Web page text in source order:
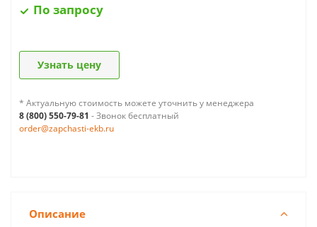
По запросу
Узнать цену
* Актуальную стоимость можете уточнить у менеджера
8 (800) 550-79-81 - Звонок бесплатный
order@zapchasti-ekb.ru
Описание